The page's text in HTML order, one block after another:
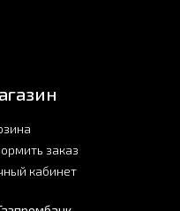
заказ
кабинет